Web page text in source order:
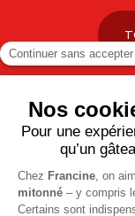
Pour votre santé,